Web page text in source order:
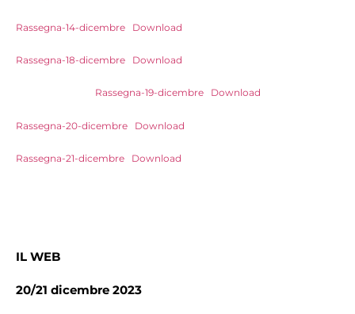
Rassegna-14-dicembre Download
Rassegna-18-dicembre Download
Rassegna-19-dicembre Download
Rassegna-20-dicembre Download
Rassegna-21-dicembre Download
IL WEB
20/21 dicembre 2023